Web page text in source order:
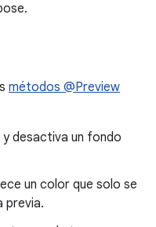
métodos @Preview
y desactiva un fondo
un color que solo se
previa.